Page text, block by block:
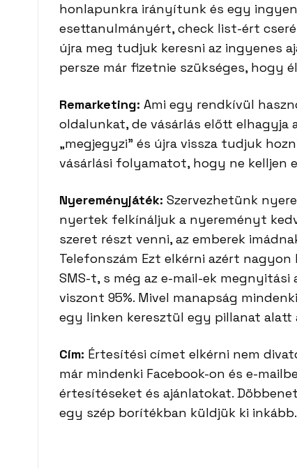
honlapunkra irányítunk és egy
esettanulmányért, check list-ért
újra meg tudjuk keresni az ingyenes
persze már fizetnie szükséges, hogy
Remarketing: Ami egy rendkívül
oldalunkat, de vásárlás előtt elhagyja
„megjegyzi” és újra vissza tudjuk
vásárlási folyamatot, hogy ne kelljen
Nyereményjáték: Szervezhetünk
nyertek felkínáljuk a nyereményt
szeret részt venni, az emberek
Telefonszám Ezt elkérni azért
SMS-t, s még az e-mail-ek megnyitási
viszont 95%. Mivel manapság
egy linken keresztül egy pillanat
Cím: Értesítési címet elkérni nem
már mindenki Facebook-on és e-
értesítéseket és ajánlatokat.
egy szép borítékban küldjük ki inkább.